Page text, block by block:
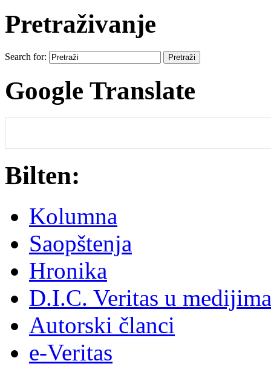
Pretraživanje
Search for:
Google Translate
Bilten:
Kolumna
Saopštenja
Hronika
D.I.C. Veritas u medijima
Autorski članci
e-Veritas